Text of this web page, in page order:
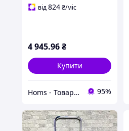
від824₴/міс
4 945.96₴
Купити
Homs - Товари для дому, саду, авто! 95%